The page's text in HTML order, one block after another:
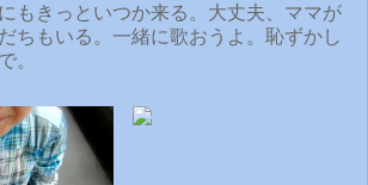
もきっといつか来る。大丈夫、ママが
ちもいる。一緒に歌おうよ。恥ずかし
。